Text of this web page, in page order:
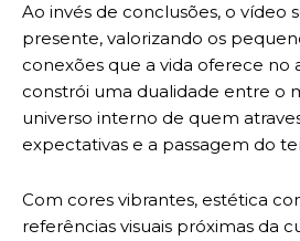
Ao invés de conclusões, o vídeo
presente, valorizando os
conexões que a vida oferece no
constrói uma dualidade entre o
universo interno de quem
expectativas e a passagem do
Com cores vibrantes, estética
referências visuais próximas da